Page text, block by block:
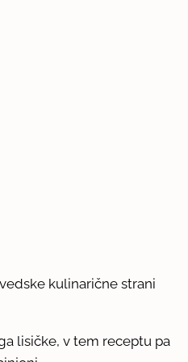
kulinarične strani
lisičke, v tem receptu pa